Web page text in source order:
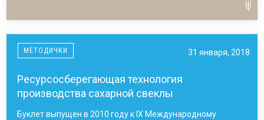
МЕТОДИЧКИ 31 января, 2018
Ресурсосберегающая технология
производства сахарной свеклы
Буклет выпущен в 2010 году к IX Международному